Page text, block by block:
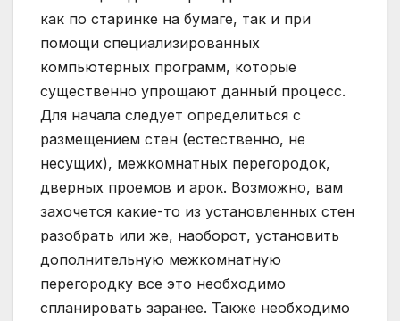
как по старинке на бумаге, так и при
помощи специализированных
компьютерных программ, которые
существенно упрощают данный процесс.
Для начала следует определиться с
размещением стен (естественно, не
несущих), межкомнатных перегородок,
дверных проемов и арок. Возможно, вам
захочется какие-то из установленных стен
разобрать или же, наоборот, установить
дополнительную межкомнатную
перегородку все это необходимо
спланировать заранее. Также необходимо